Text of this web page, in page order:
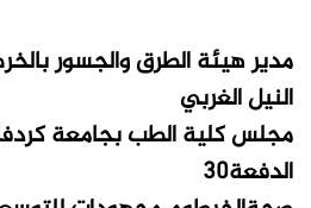
مدير هيئة الطرق والجسور
النيل الغربي
مجلس كلية الطب بجامعة
الدفعة30